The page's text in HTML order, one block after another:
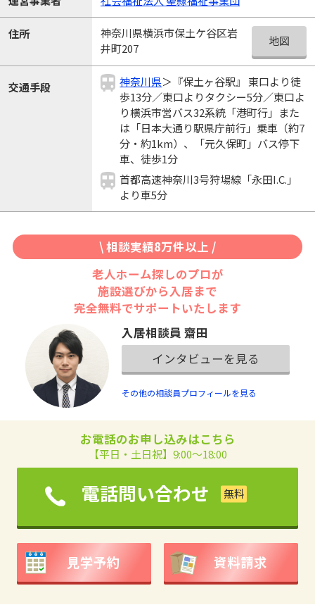
住所
神奈川県横浜市保土ケ谷区岩
井町207
地図
交通手段 神奈川県＞『保土ヶ谷駅』 東口より徒
歩13分／東口よりタクシー5分／東口よ
り横浜市営バス32系統「港町行」また
は「日本大通り駅県庁前行」乗車（約7
分・約1km）、「元久保町」バス停下
車、徒歩1分
首都高速神奈川3号狩場線「永田I.C.」
より車5分
\ 相談実績8万件以上 /
老人ホーム探しのプロが
施設選びから入居まで
完全無料でサポートいたします
入居相談員 齋田
インタビューを見る
その他の相談員プロフィールを見る
お電話のお申し込みはこちら
【平日・土日祝】9:00～18:00
電話問い合わせ
見学予約 資料請求